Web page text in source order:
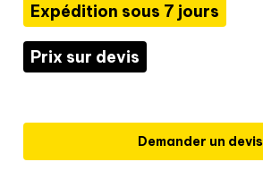
Expédition sous 7 jours
Prix sur devis
Demander un devis